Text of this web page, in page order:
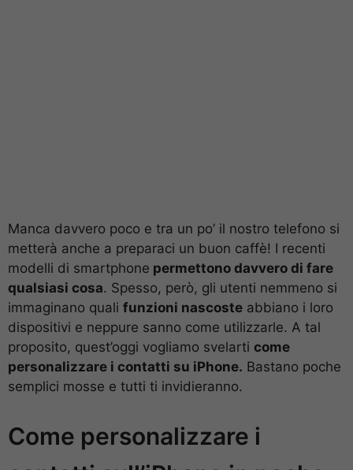
Manca davvero poco e tra un po’ il nostro telefono si
metterà anche a preparaci un buon caffè! I recenti
modelli di smartphone permettono davvero di fare
qualsiasi cosa. Spesso, però, gli utenti nemmeno si
immaginano quali funzioni nascoste abbiano i loro
dispositivi e neppure sanno come utilizzarle. A tal
proposito, quest’oggi vogliamo svelarti come
personalizzare i contatti su iPhone. Bastano poche
semplici mosse e tutti ti invidieranno.
Come personalizzare i